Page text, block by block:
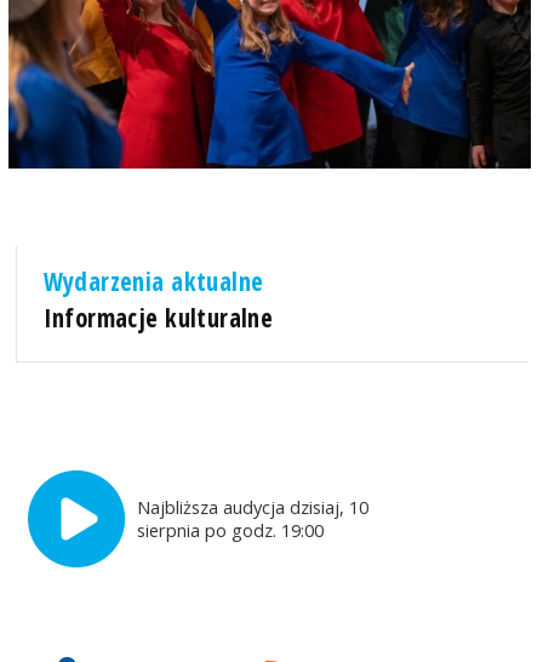
Wydarzenia aktualne
Informacje kulturalne
Najbliższa audycja dzisiaj, 10
sierpnia po godz. 19:00